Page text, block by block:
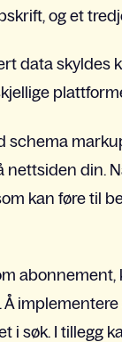
og et
data skyldes
din.
kan føre til
Å
i søk. I tillegg